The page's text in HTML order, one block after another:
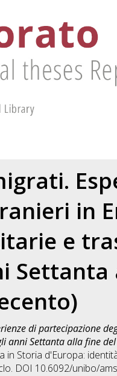
in
e
Settanta
di partecipazione
Settanta alla fine del
in Storia d'Europa:
DOI 10.6092/unibo/